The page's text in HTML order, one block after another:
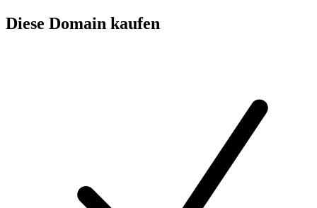
Diese Domain kaufen